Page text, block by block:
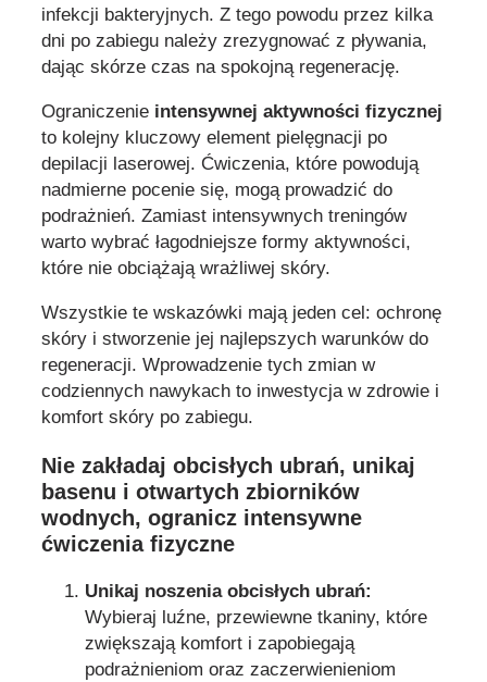
infekcji bakteryjnych. Z tego powodu przez kilka
dni po zabiegu należy zrezygnować z pływania,
dając skórze czas na spokojną regenerację.
Ograniczenie intensywnej aktywności fizycznej
to kolejny kluczowy element pielęgnacji po
depilacji laserowej. Ćwiczenia, które powodują
nadmierne pocenie się, mogą prowadzić do
podrażnień. Zamiast intensywnych treningów
warto wybrać łagodniejsze formy aktywności,
które nie obciążają wrażliwej skóry.
Wszystkie te wskazówki mają jeden cel: ochronę
skóry i stworzenie jej najlepszych warunków do
regeneracji. Wprowadzenie tych zmian w
codziennych nawykach to inwestycja w zdrowie i
komfort skóry po zabiegu.
Nie zakładaj obcisłych ubrań, unikaj
basenu i otwartych zbiorników
wodnych, ogranicz intensywne
ćwiczenia fizyczne
Unikaj noszenia obcisłych ubrań:
Wybieraj luźne, przewiewne tkaniny, które
zwiększają komfort i zapobiegają
podrażnieniom oraz zaczerwienieniom